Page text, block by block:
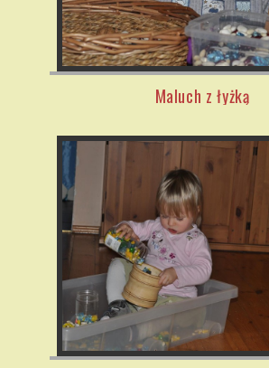
Maluch z łyżką